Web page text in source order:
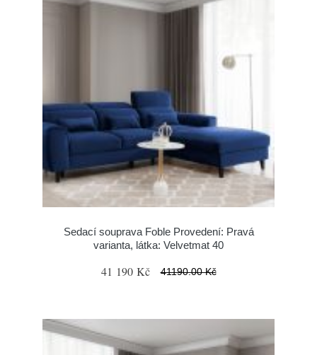
Sedací souprava Foble Provedení: Pravá
varianta, látka: Velvetmat 40
41 190 Kč 41190.00 Kč